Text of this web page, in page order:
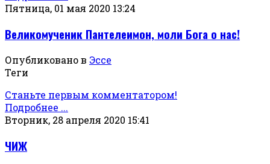
Пятница, 01 мая 2020 13:24
Великомученик Пантелеимон, моли Бога о нас!
Опубликовано в Эссе
Теги
Станьте первым комментатором!
Подробнее ...
Вторник, 28 апреля 2020 15:41
ЧИЖ